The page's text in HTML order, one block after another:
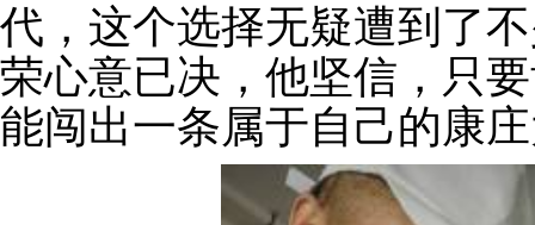
代，这个选择无疑遭到了
荣心意已决，他坚信，只
能闯出一条属于自己的康